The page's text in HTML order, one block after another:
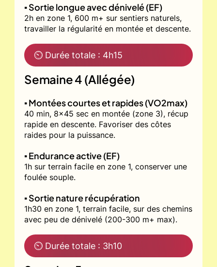
▪️ Sortie longue avec dénivelé (EF)
2h en zone 1, 600 m+ sur sentiers naturels,
travailler la régularité en montée et descente.
⏲ Durée totale : 4h15
Semaine 4 (Allégée)
▪️ Montées courtes et rapides (VO2max)
40 min, 8x45 sec en montée (zone 3), récup
rapide en descente. Favoriser des côtes
raides pour la puissance.
▪️ Endurance active (EF)
1h sur terrain facile en zone 1, conserver une
foulée souple.
▪️ Sortie nature récupération
1h30 en zone 1, terrain facile, sur des chemins
avec peu de dénivelé (200-300 m+ max).
⏲ Durée totale : 3h10